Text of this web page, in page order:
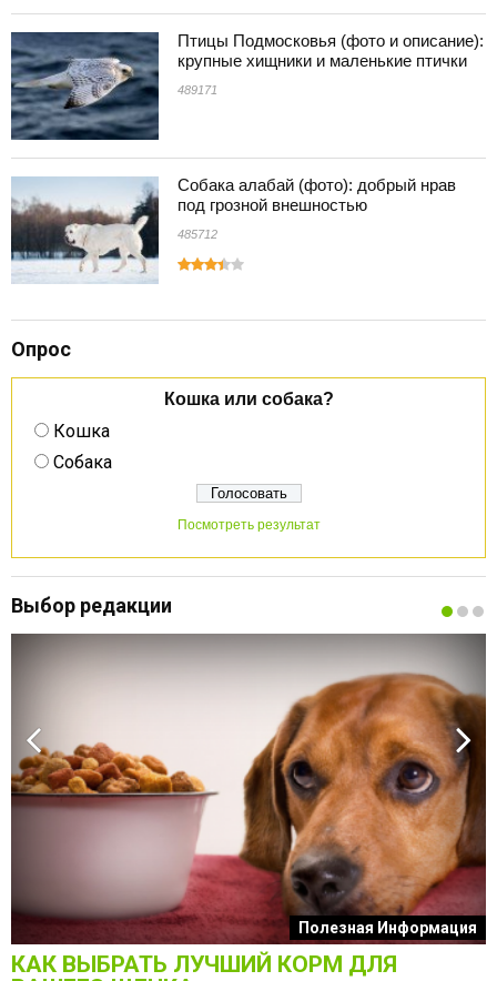
Птицы Подмосковья (фото и описание):
крупные хищники и маленькие птички
489171
Собака алабай (фото): добрый нрав
под грозной внешностью
485712
Опрос
Кошка или собака?
Кошка
Собака
Посмотреть результат
Выбор редакции
Полезная Информация
КАК ВЫБРАТЬ ЛУЧШИЙ КОРМ ДЛЯ